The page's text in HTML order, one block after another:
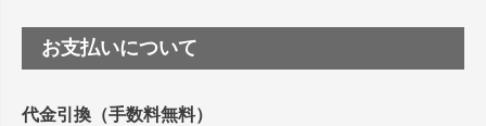
つや消し半透明ラベルのロールタイプはありますか？
縦420mm×横650mmの包装紙に適した紙はありますか？
ップ
お支払いについて
代金引換（手数料無料）